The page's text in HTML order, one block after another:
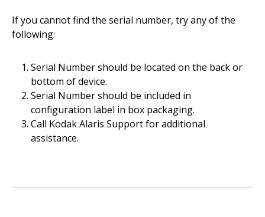
If you cannot find the serial number, try any of the
following:
Serial Number should be located on the back or
bottom of device.
Serial Number should be included in
configuration label in box packaging.
Call Kodak Alaris Support for additional
assistance.